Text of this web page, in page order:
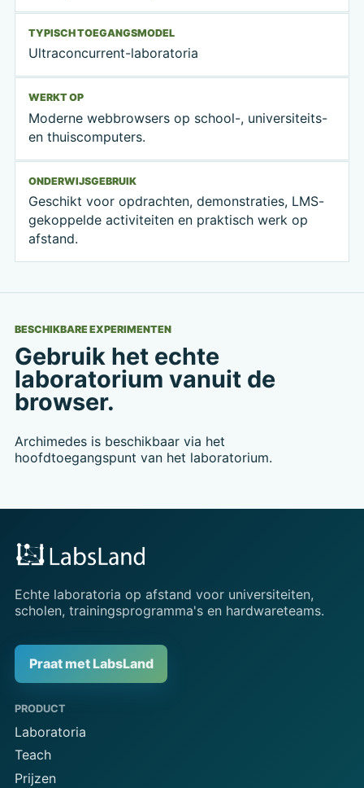
TYPISCH TOEGANGSMODEL
Ultraconcurrent-laboratoria
WERKT OP
Moderne webbrowsers op school-, universiteits-
en thuiscomputers.
ONDERWIJSGEBRUIK
Geschikt voor opdrachten, demonstraties, LMS-
gekoppelde activiteiten en praktisch werk op
afstand.
BESCHIKBARE EXPERIMENTEN
Gebruik het echte
laboratorium vanuit de
browser.
Archimedes is beschikbaar via het
hoofdtoegangspunt van het laboratorium.
Echte laboratoria op afstand voor universiteiten,
scholen, trainingsprogramma's en hardwareteams.
Praat met LabsLand
PRODUCT
Laboratoria
Teach
Prijzen